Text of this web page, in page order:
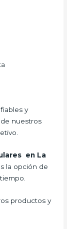
y
nuestros
en La
la opción de
productos y